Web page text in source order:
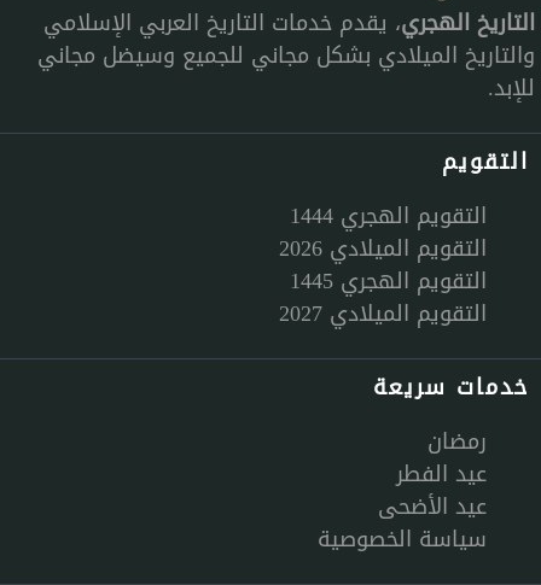
التاريخ الهجري، يقدم خدمات التاريخ العربي الإسلامي
والتاريخ الميلادي بشكل مجاني للجميع وسيضل مجاني
للإبد.
التقويم
التقويم الهجري 1444
التقويم الميلادي 2026
التقويم الهجري 1445
التقويم الميلادي 2027
خدمات سريعة
رمضان
عيد الفطر
عيد الأضحى
سياسة الخصوصية